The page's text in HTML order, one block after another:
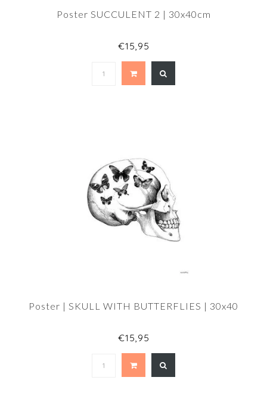
Poster SUCCULENT 2 | 30x40cm
€15,95
Poster | SKULL WITH BUTTERFLIES | 30x40
€15,95